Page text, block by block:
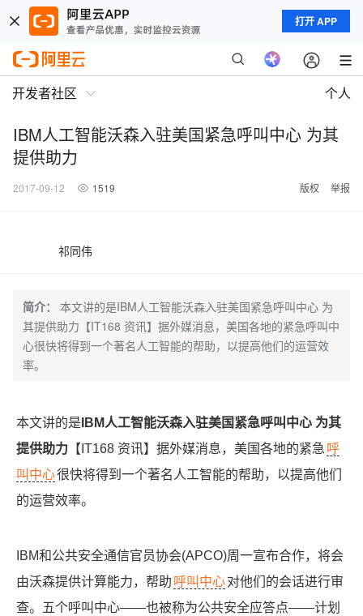
打开 APP
开发者社区 个人
IBM人工智能沃森入驻美国紧急呼叫中心 为其
提供助力
2017-09-12 1519 版权 举报
祁同伟
简介：
本文讲的是IBM人工智能沃森入驻美国紧急呼叫中心 为
其提供助力【IT168 资讯】据外媒消息，美国各地的紧急呼叫中
心很快将得到一个著名人工智能的帮助，以提高他们的运营效
率。
本文讲的是 IBM人工智能沃森入驻美国紧急呼叫中心 为其
提供助力 【IT168 资讯】据外媒消息，美国各地的紧急 呼
叫中心很快将得到一个著名人工智能的帮助，以提高他们
的运营效率。
IBM和公共安全通信官员协会(APCO)周一宣布合作，将会
由沃森提供计算能力，帮助 呼叫中心对他们的会话进行审
查。五个呼叫中心——也被称为公共安全应答点——计划